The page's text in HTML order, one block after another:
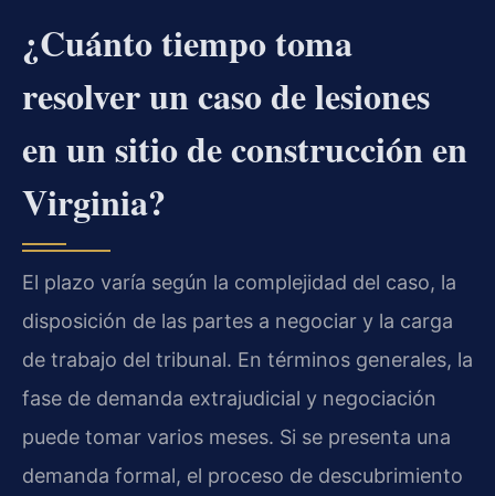
¿Cuánto tiempo toma
resolver un caso de lesiones
en un sitio de construcción en
Virginia?
El plazo varía según la complejidad del caso, la
disposición de las partes a negociar y la carga
de trabajo del tribunal. En términos generales, la
fase de demanda extrajudicial y negociación
puede tomar varios meses. Si se presenta una
demanda formal, el proceso de descubrimiento